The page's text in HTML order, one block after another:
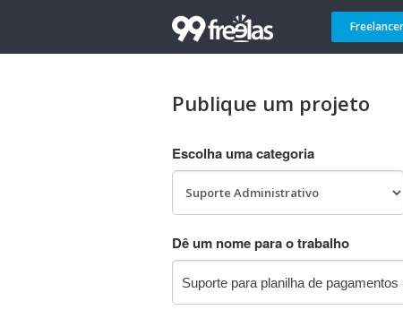
Publique um projeto
Escolha uma categoria
Dê um nome para o trabalho